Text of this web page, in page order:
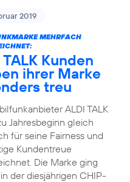
2019
MEHRFACH
Kunden
ihrer Marke
treu
ALDI TALK
Jahresbeginn gleich
für seine Fairness und
Kundentreue
Die Marke ging
der diesjährigen CHIP-